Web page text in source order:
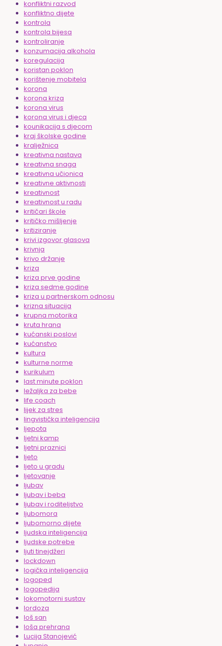
konfliktni razvod
konfliktno dijete
kontrola
kontrola bijesa
kontroliranje
konzumacija alkohola
koregulacija
koristan poklon
korištenje mobitela
korona
korona kriza
korona virus
korona virus i djeca
kounikacija s djecom
kraj školske godine
kralježnica
kreativna nastava
kreativna snaga
kreativna učionica
kreativne aktivnosti
kreativnost
kreativnost u radu
kritičari škole
kritičko mišljenje
kritiziranje
krivi izgovor glasova
krivnja
krivo držanje
kriza
kriza prve godine
kriza sedme godine
kriza u partnerskom odnosu
krizna situacija
krupna motorika
kruta hrana
kućanski poslovi
kućanstvo
kultura
kulturne norme
kurikulum
last minute poklon
ležaljka za bebe
life coach
lijek za stres
lingvistička inteligencija
ljepota
ljetni kamp
ljetni praznici
ljeto
ljeto u gradu
ljetovanje
ljubav
ljubav i beba
ljubav i roditeljstvo
ljubomora
ljubomorno dijete
ljudska inteligencija
ljudske potrebe
ljuti tinejdžeri
lockdown
logička inteligencija
logoped
logopedija
lokomotorni sustav
lordoza
loš san
loša prehrana
Lucija Stanojević